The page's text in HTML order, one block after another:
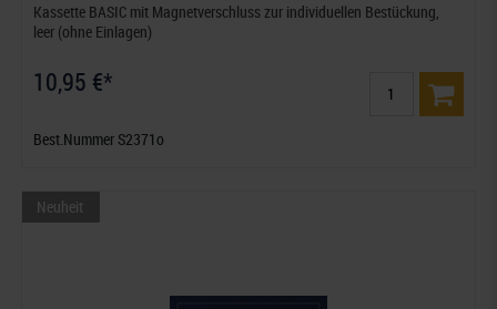
Kassette BASIC mit Magnetverschluss zur individuellen Bestückung,
leer (ohne Einlagen)
10,95 €*
Best.Nummer S2371o
Neuheit